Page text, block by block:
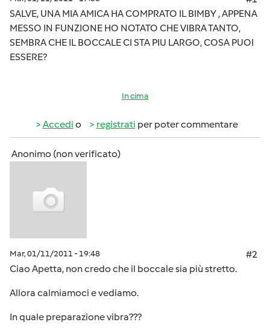
SALVE, UNA MIA AMICA HA COMPRATO IL BIMBY , APPENA
MESSO IN FUNZIONE HO NOTATO CHE VIBRA TANTO,
SEMBRA CHE IL BOCCALE CI STA PIU LARGO, COSA PUOI
ESSERE?
In cima
Accedi o registrati per poter commentare
Anonimo (non verificato)
Mar, 01/11/2011 - 19:48
#2
Ciao Apetta, non credo che il boccale sia più stretto.
Allora calmiamoci e vediamo.
In quale preparazione vibra???